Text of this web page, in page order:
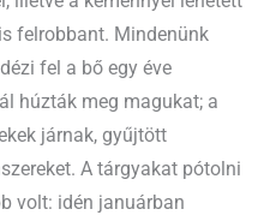
felrobbant. Mindenünk
fel a bő egy éve
húzták meg magukat; a
járnak, gyűjtött
A tárgyakat pótolni
volt: idén januárban